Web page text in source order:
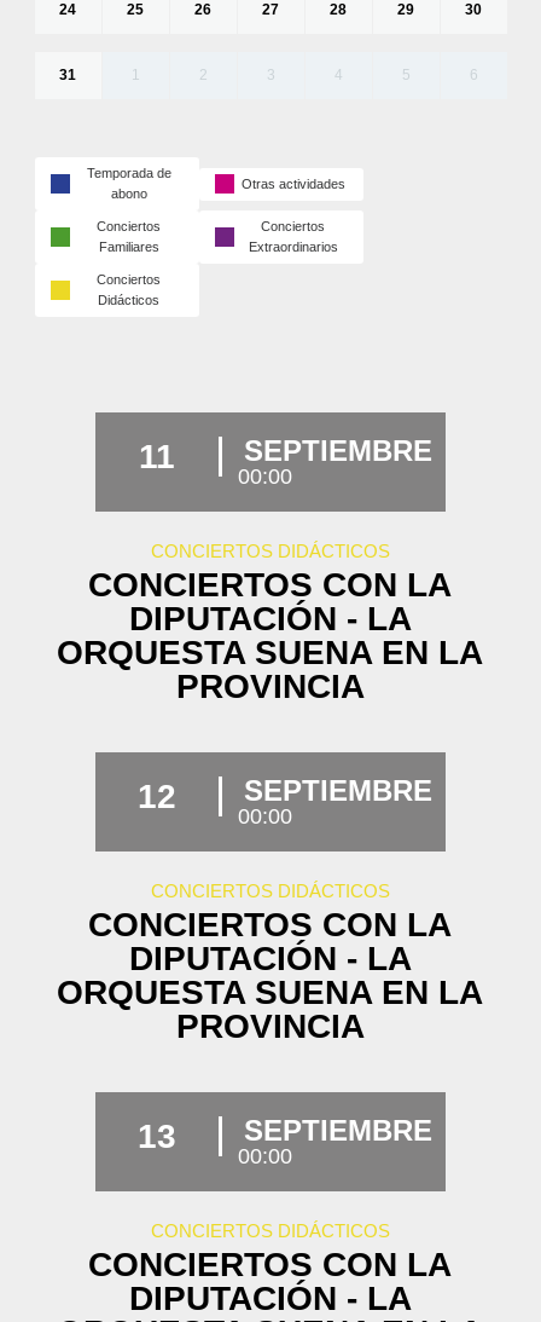
24 25 26 27 28 29 30
31 1 2 3 4 5 6
Temporada de
abono
Otras actividades
Conciertos
Familiares
Conciertos
Extraordinarios
Conciertos
Didácticos
11 SEPTIEMBRE
00:00
CONCIERTOS DIDÁCTICOS
CONCIERTOS CON LA
DIPUTACIÓN - LA
ORQUESTA SUENA EN LA
PROVINCIA
12 SEPTIEMBRE
00:00
CONCIERTOS DIDÁCTICOS
CONCIERTOS CON LA
DIPUTACIÓN - LA
ORQUESTA SUENA EN LA
PROVINCIA
13 SEPTIEMBRE
00:00
CONCIERTOS DIDÁCTICOS
CONCIERTOS CON LA
DIPUTACIÓN - LA